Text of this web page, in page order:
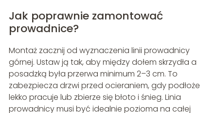
Jak poprawnie zamontować
prowadnice?
Montaż zacznij od wyznaczenia linii prowadnicy
górnej. Ustaw ją tak, aby między dołem skrzydła a
posadzką była przerwa minimum 2–3 cm. To
zabezpiecza drzwi przed ocieraniem, gdy podłoże
lekko pracuje lub zbierze się błoto i śnieg. Linia
prowadnicy musi być idealnie pozioma na całej